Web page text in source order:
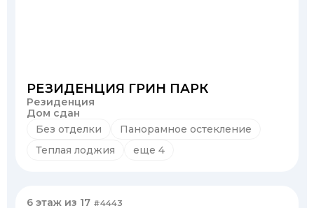
РЕЗИДЕНЦИЯ ГРИН ПАРК
Резиденция
Дом сдан
Без отделки
Панорамное остекление
Теплая лоджия
еще 4
6 этаж из 17 #4443